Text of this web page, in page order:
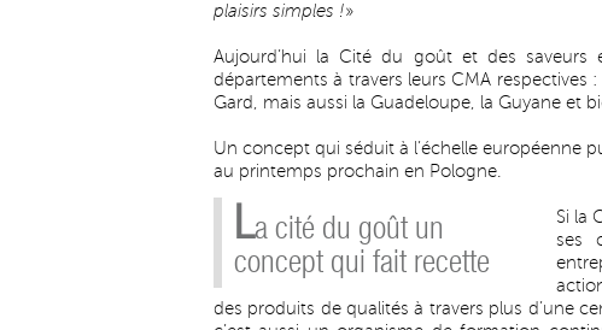
plaisirs simples !»
Aujourd’hui la Cité du goût et des saveurs
départements à travers leurs CMA respectives :
Gard, mais aussi la Guadeloupe, la Guyane et
Un concept qui séduit à l’échelle européenne
au printemps prochain en Pologne.
La cité du goût un
concept qui fait recette
Si la
ses
des produits de qualités à travers plus d’une